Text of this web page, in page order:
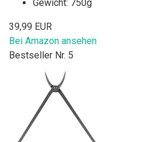
Gewicht: 750g
39,99 EUR
Bei Amazon ansehen
Bestseller Nr. 5